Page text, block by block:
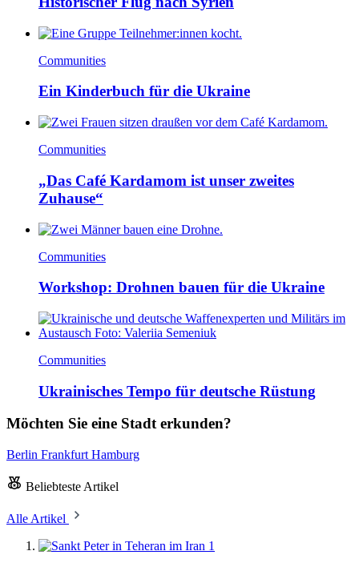
Communities
Ein Kinderbuch für die Ukraine
Communities
„Das Café Kardamom ist unser zweites
Zuhause“
Communities
Workshop: Drohnen bauen für die Ukraine
Communities
Ukrainisches Tempo für deutsche Rüstung
Möchten Sie eine Stadt erkunden?
Berlin Frankfurt Hamburg
Beliebteste Artikel
Alle Artikel
1